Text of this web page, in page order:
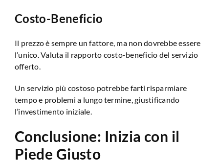
Costo-Beneficio
Il prezzo è sempre un fattore, ma non dovrebbe essere
l’unico. Valuta il rapporto costo-beneficio del servizio
offerto.
Un servizio più costoso potrebbe farti risparmiare
tempo e problemi a lungo termine, giustificando
l’investimento iniziale.
Conclusione: Inizia con il
Piede Giusto